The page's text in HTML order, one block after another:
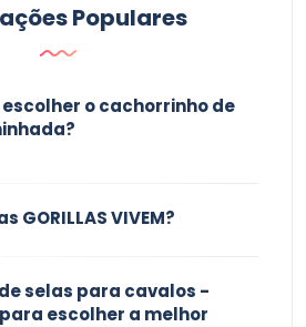
Populares
escolher o cachorrinho de
GORILLAS VIVEM?
selas para cavalos -
escolher a melhor